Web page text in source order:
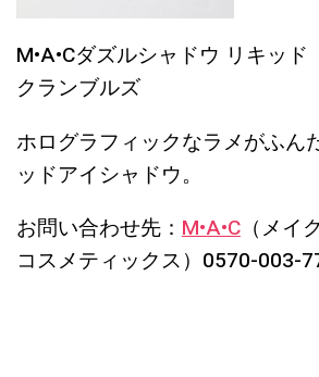
M•A•Cダズルシャドウ リキッ
クランブルズ
ホログラフィックなラメがふん
ッドアイシャドウ。
お問い合わせ先： M•A•C（メイ
コスメティックス） 0570-003-